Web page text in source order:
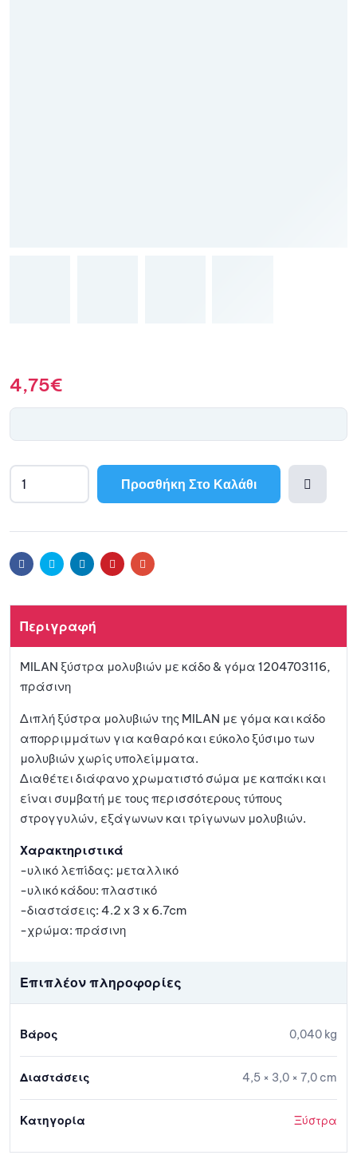
4,75€
Προσθήκη Στο Καλάθι
αγαπη
μένων
l
r
FacebookTwitter LinkedinPinterestEmail
Περιγραφή
MILAN ξύστρα μολυβιών με κάδο & γόμα 1204703116,
πράσινη
Διπλή ξύστρα μολυβιών της MILAN με γόμα και κάδο
απορριμμάτων για καθαρό και εύκολο ξύσιμο των
μολυβιών χωρίς υπολείμματα.
Διαθέτει διάφανο χρωματιστό σώμα με καπάκι και
είναι συμβατή με τους περισσότερους τύπους
στρογγυλών, εξάγωνων και τρίγωνων μολυβιών.
Χαρακτηριστικά
-υλικό λεπίδας: μεταλλικό
-υλικό κάδου: πλαστικό
-διαστάσεις: 4.2 x 3 x 6.7cm
-χρώμα: πράσινη
Επιπλέον πληροφορίες
Βάρος 0,040 kg
Διαστάσεις 4,5 × 3,0 × 7,0 cm
Κατηγορία Ξύστρα